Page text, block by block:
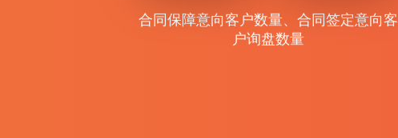
合同保障意向客户数量、合同签定意向客
户询盘数量